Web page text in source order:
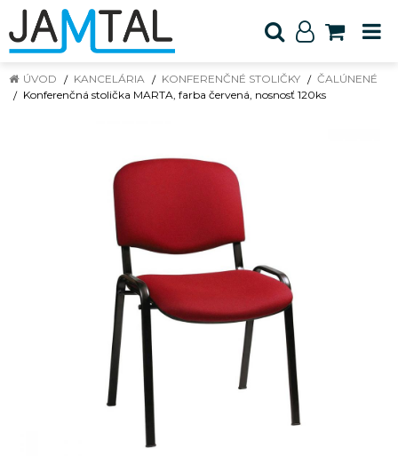
ÚVOD KANCELÁRIA KONFERENČNÉ STOLIČKY
ČALÚNENÉ
Konferenčná stolička MARTA, farba červená, nosnosť 120ks